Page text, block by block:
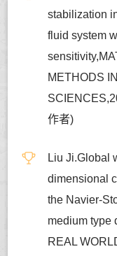
stabilization
fluid system
METHODS
作者)
Liu Ji.Global
dimensional
the Navier-
medium type
REAL